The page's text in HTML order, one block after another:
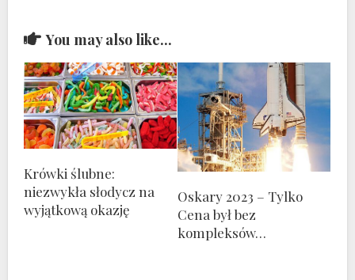
You may also like...
Krówki ślubne:
niezwykła słodycz na
wyjątkową okazję
Oskary 2023 – Tylko
Cena był bez
kompleksów…